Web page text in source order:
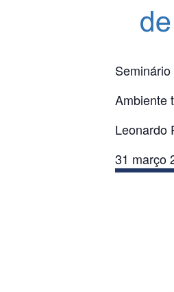
Ambiente
Leonardo
31 março